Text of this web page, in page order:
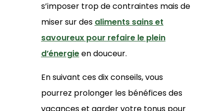
s’imposer trop de contraintes mais de
miser sur des aliments sains et
savoureux pour refaire le plein
d’énergieen douceur.
En suivant ces dix conseils, vous
pourrez prolonger les bénéfices des